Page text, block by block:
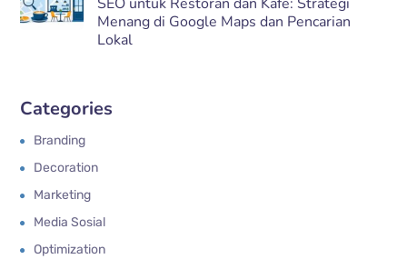
Menang di Google Maps dan Pencarian
Lokal
Categories
Branding
Decoration
Marketing
Media Sosial
Optimization